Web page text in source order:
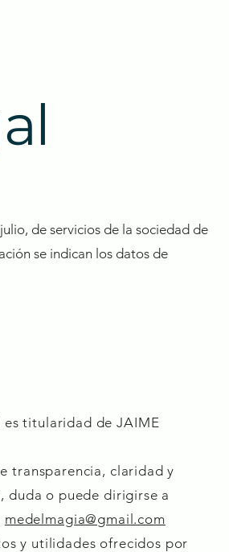
de servicios de la sociedad de
se indican los datos de
es titularidad de JAIME
transparencia, claridad y
duda o puede dirigirse a
medelmagia@gmail.com
y utilidades ofrecidos por